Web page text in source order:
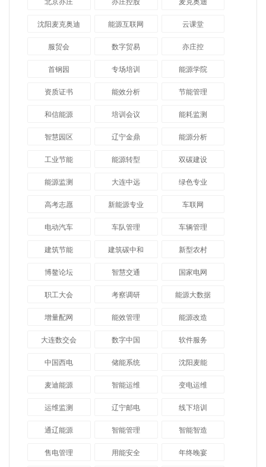
北京亦庄 亦庄控股 麦克奥迪
沈阳麦克奥迪 能源互联网 云课堂
服贸会 数字贸易 亦庄控
首钢园 专场培训 能源学院
资质证书 能效分析 节能管理
和信能源 培训会议 能耗监测
智慧园区 辽宁金鼎 能源分析
工业节能 能源转型 双碳建设
能源监测 大连中远 绿色专业
高考志愿 新能源专业 车联网
电动汽车 车队管理 车辆管理
建筑节能 建筑碳中和 新型农村
博鳌论坛 智慧交通 国家电网
职工大会 考察调研 能源大数据
增量配网 能效管理 能源改造
大连数交会 数字中国 软件服务
中国西电 储能系统 沈阳麦能
麦迪能源 智能运维 变电运维
运维监测 辽宁邮电 线下培训
通辽能源 智能管理 智能智造
售电管理 用能安全 年终晚宴